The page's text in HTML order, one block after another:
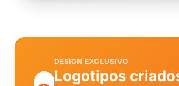
DESIGN EXCLUSIVO
Logotipos